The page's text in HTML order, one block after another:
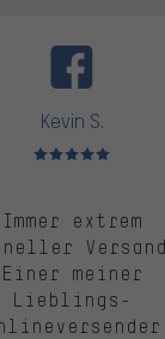
Kevin S.
Bewertungen: 5 von 5
Immer extrem
Einer meiner
Lieblings-